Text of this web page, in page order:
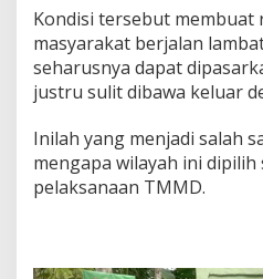
Kondisi tersebut membuat
masyarakat berjalan
seharusnya dapat
justru sulit dibawa keluar
Inilah yang menjadi salah
mengapa wilayah ini dipilih
pelaksanaan TMMD.